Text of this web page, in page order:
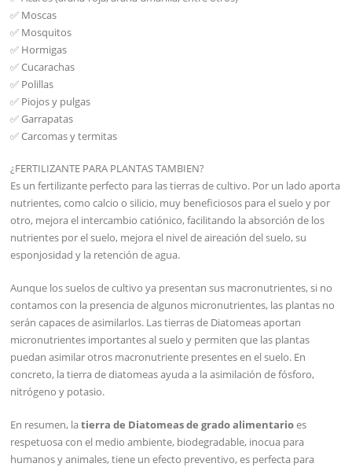
✅ Moscas
✅ Mosquitos
✅ Hormigas
✅ Cucarachas
✅ Polillas
✅ Piojos y pulgas
✅ Garrapatas
✅ Carcomas y termitas
¿FERTILIZANTE PARA PLANTAS TAMBIEN?
Es un fertilizante perfecto para las tierras de cultivo. Por un lado aporta
nutrientes, como calcio o silicio, muy beneficiosos para el suelo y por
otro, mejora el intercambio catiónico, facilitando la absorción de los
nutrientes por el suelo, mejora el nivel de aireación del suelo, su
esponjosidad y la retención de agua.
Aunque los suelos de cultivo ya presentan sus macronutrientes, si no
contamos con la presencia de algunos micronutrientes, las plantas no
serán capaces de asimilarlos. Las tierras de Diatomeas aportan
micronutrientes importantes al suelo y permiten que las plantas
puedan asimilar otros macronutriente presentes en el suelo. En
concreto, la tierra de diatomeas ayuda a la asimilación de fósforo,
nitrógeno y potasio.
En resumen, latierra de Diatomeas de grado alimentarioes
respetuosa con el medio ambiente, biodegradable, inocua para
humanos y animales, tiene un efecto preventivo, es perfecta para